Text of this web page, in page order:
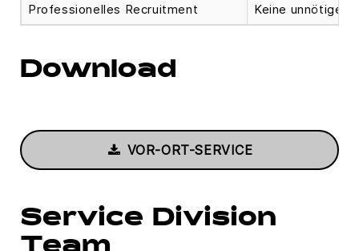
Professionelles Recruitment
Keine unnötigen
Download
VOR-ORT-SERVICE
Service Division